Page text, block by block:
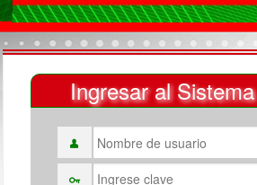
Ingresar al Sistema